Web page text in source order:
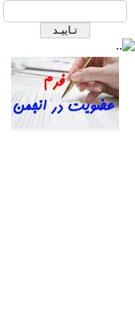
پرستاری قلب و عروق ایران